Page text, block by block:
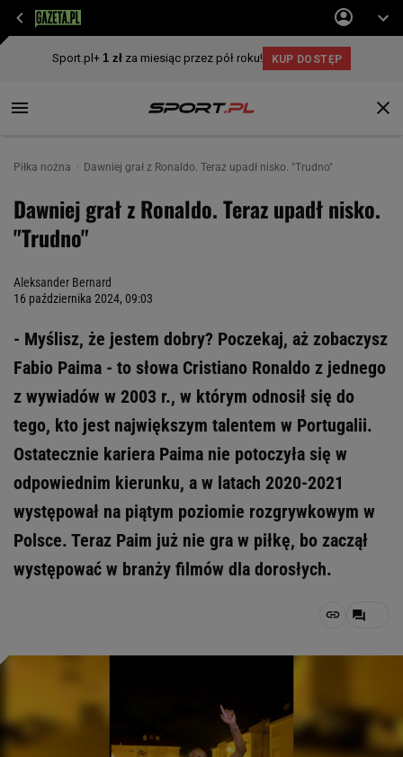
Piłka nożna Dawniej grał z Ronaldo. Teraz upadł nisko. "Trudno"
Dawniej grał z Ronaldo. Teraz upadł nisko.
"Trudno"
Aleksander Bernard
16 października 2024, 09:03
- Myślisz, że jestem dobry? Poczekaj, aż zobaczysz
Fabio Paima - to słowa Cristiano Ronaldo z jednego
z wywiadów w 2003 r., w którym odnosił się do
tego, kto jest największym talentem w Portugalii.
Ostatecznie kariera Paima nie potoczyła się w
odpowiednim kierunku, a w latach 2020-2021
występował na piątym poziomie rozgrywkowym w
Polsce. Teraz Paim już nie gra w piłkę, bo zaczął
występować w branży filmów dla dorosłych.